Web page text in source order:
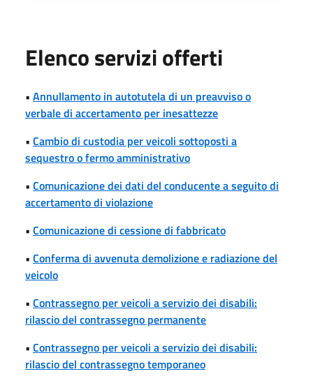
Elenco servizi offerti
• Annullamento in autotutela di un preavviso o
verbale di accertamento per inesattezze
• Cambio di custodia per veicoli sottoposti a
sequestro o fermo amministrativo
• Comunicazione dei dati del conducente a seguito di
accertamento di violazione
• Comunicazione di cessione di fabbricato
• Conferma di avvenuta demolizione e radiazione del
veicolo
• Contrassegno per veicoli a servizio dei disabili:
rilascio del contrassegno permanente
• Contrassegno per veicoli a servizio dei disabili:
rilascio del contrassegno temporaneo